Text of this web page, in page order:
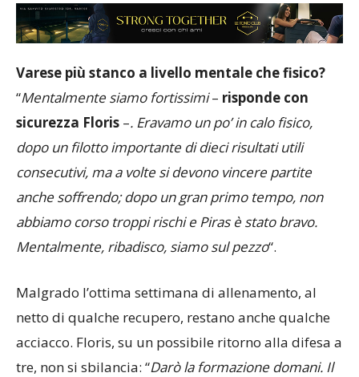
Varese più stanco a livello mentale che fisico?
“Mentalmente siamo fortissimi– risponde con
sicurezza Floris –. Eravamo un po’ in calo fisico,
dopo un filotto importante di dieci risultati utili
consecutivi, ma a volte si devono vincere partite
anche soffrendo; dopo un gran primo tempo, non
abbiamo corso troppi rischi e Piras è stato bravo.
Mentalmente, ribadisco, siamo sul pezzo“.
Malgrado l’ottima settimana di allenamento, al
netto di qualche recupero, restano anche qualche
acciacco. Floris, su un possibile ritorno alla difesa a
tre, non si sbilancia: “Darò la formazione domani. Il